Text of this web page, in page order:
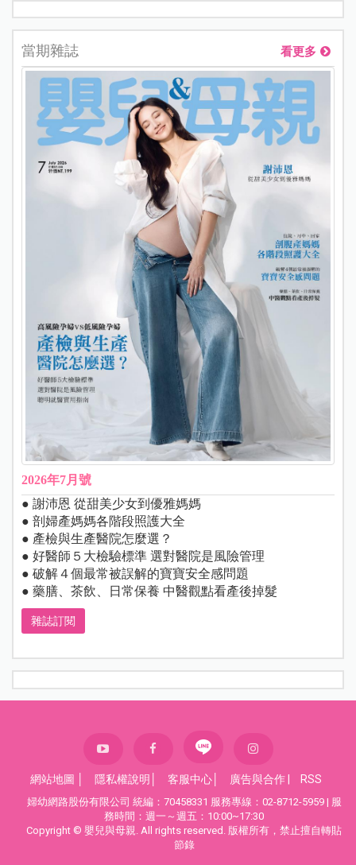
當期雜誌 看更多
2026年7月號
● 謝沛恩 從甜美少女到優雅媽媽
● 剖婦產媽媽各階段照護大全
● 產檢與生產醫院怎麼選？
● 好醫師５大檢驗標準 選對醫院是風險管理
● 破解４個最常被誤解的寶寶安全感問題
● 藥膳、茶飲、日常保養 中醫觀點看產後掉髮
雜誌訂閱
網站地圖 隱私權說明 客服中心 廣告與合作 RSS
婦幼網路股份有限公司 統編：70458331 服務專線：02-8712-5959 | 服
務時間：週一～週五：10:00~17:30
Copyright © 嬰兒與母親. All rights reserved. 版權所有，禁止擅自轉貼
節錄